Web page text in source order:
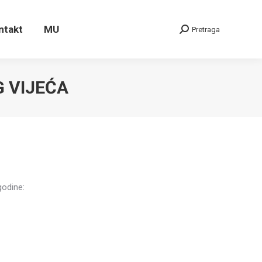
MU Search:
Pretraga
VIJEĆA
MU Search: